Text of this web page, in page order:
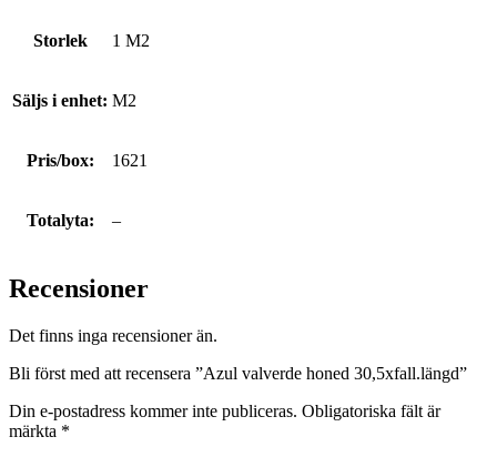
Storlek 1 M2
Säljs i enhet: M2
Pris/box: 1621
Totalyta: –
Recensioner
Det finns inga recensioner än.
Bli först med att recensera ”Azul valverde honed 30,5xfall.längd”
Din e-postadress kommer inte publiceras. Obligatoriska fält är
märkta *